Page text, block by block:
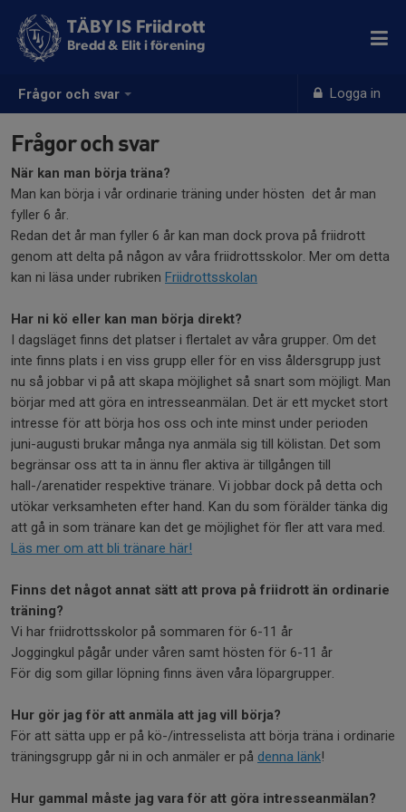
Frågor och svar Logga in
TÄBY IS Friidrott
Bredd & Elit i förening
Frågor och svar
När kan man börja träna?
Man kan börja i vår ordinarie träning under hösten det år man
fyller 6 år.
Redan det år man fyller 6 år kan man dock prova på friidrott
genom att delta på någon av våra friidrottsskolor. Mer om detta
kan ni läsa under rubriken Friidrottsskolan
Har ni kö eller kan man börja direkt?
I dagsläget finns det platser i flertalet av våra grupper. Om det
inte finns plats i en viss grupp eller för en viss åldersgrupp just
nu så jobbar vi på att skapa möjlighet så snart som möjligt. Man
börjar med att göra en intresseanmälan. Det är ett mycket stort
intresse för att börja hos oss och inte minst under perioden
juni-augusti brukar många nya anmäla sig till kölistan. Det som
begränsar oss att ta in ännu fler aktiva är tillgången till
hall-/arenatider respektive tränare. Vi jobbar dock på detta och
utökar verksamheten efter hand. Kan du som förälder tänka dig
att gå in som tränare kan det ge möjlighet för fler att vara med.
Läs mer om att bli tränare här!
Finns det något annat sätt att prova på friidrott än ordinarie
träning?
Vi har friidrottsskolor på sommaren för 6-11 år
Joggingkul pågår under våren samt hösten för 6-11 år
För dig som gillar löpning finns även våra löpargrupper.
Hur gör jag för att anmäla att jag vill börja?
För att sätta upp er på kö-/intresselista att börja träna i ordinarie
träningsgrupp går ni in och anmäler er på denna länk!
Hur gammal måste jag vara för att göra intresseanmälan?